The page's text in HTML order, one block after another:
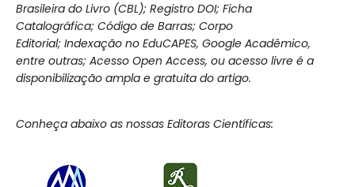
Brasileira do Livro (CBL); Registro DOI; Ficha
Catalográfica; Código de Barras; Corpo
Editorial; Indexação no EduCAPES, Google Acadêmico,
entre outras; Acesso Open Access, ou acesso livre é a
disponibilização ampla e gratuita do artigo.
Conheça abaixo as nossas Editoras Científicas: